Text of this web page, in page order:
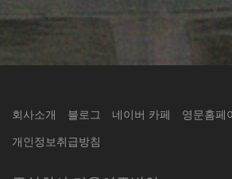
회사소개 블로그 네이버 카페 영문홈페
개인정보취급방침